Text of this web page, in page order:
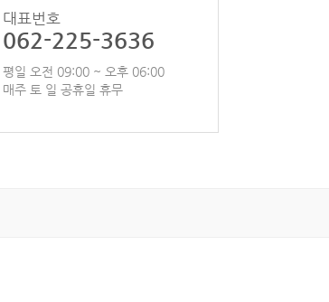
대표번호
062-225-3636
평일 오전 09:00 ~ 오후 06:00
매주 토 일 공휴일 휴무